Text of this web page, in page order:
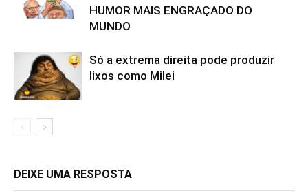
HUMOR MAIS ENGRAÇADO DO
MUNDO
Só a extrema direita pode produzir
lixos como Milei
DEIXE UMA RESPOSTA